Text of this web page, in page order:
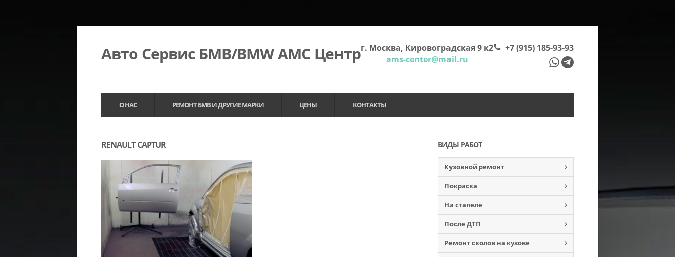
Авто Сервис БМВ/BMW АМС Центр +7 (915) 185-93-93
г. Москва, Кировоградская 9 к2
ams-center@mail.ru
О НАС РЕМОНТ БМВ И ДРУГИЕ МАРКИ ЦЕНЫ КОНТАКТЫ
RENAULT CAPTUR ВИДЫ РАБОТ
Кузовной ремонт
Покраска
На стапеле
После ДТП
Ремонт сколов на кузове